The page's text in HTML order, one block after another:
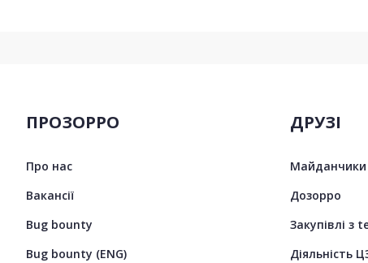
ПРОЗОРРО
Про нас
Вакансії
Bug bounty
Bug bounty (ENG)
ДРУЗІ
Майданчики
Дозорро
Закупівлі з
Діяльність